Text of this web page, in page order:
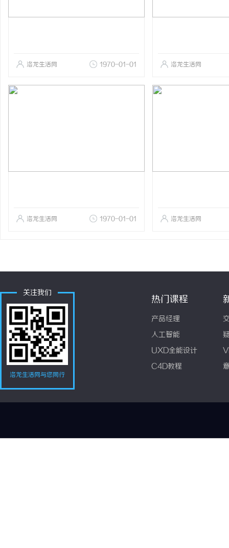
洛龙生活网 1970-01-01 洛龙生活网
洛龙生活网 1970-01-01 洛龙生活网
关注我们
洛龙生活网与您同行
热门课程
产品经理
人工智能
UXD全能设计
C4D教程